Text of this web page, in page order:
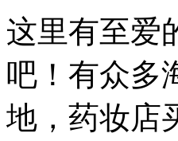
这里有至爱
吧！有众多
地，药妆店